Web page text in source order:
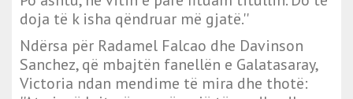
doja të k isha qëndruar më gjatë.''
Ndërsa për Radamel Falcao dhe Davinson
Sanchez, që mbajtën fanellën e Galatasaray,
Victoria ndan mendime të mira dhe thotë: